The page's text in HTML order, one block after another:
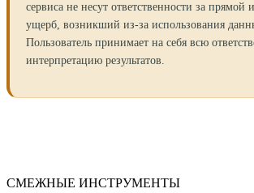
сервиса не несут ответственности за прямой
ущерб, возникший из-за использования
Пользователь принимает на себя всю
интерпретацию результатов.
СМЕЖНЫЕ ИНСТРУМЕНТЫ